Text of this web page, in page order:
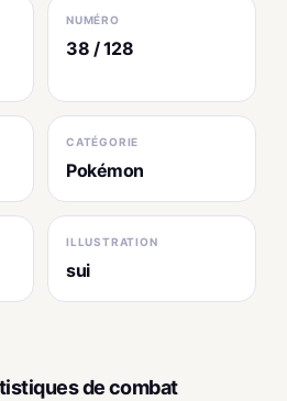
NUMÉRO
38 / 128
CATÉGORIE
Pokémon
ILLUSTRATION
sui
de combat